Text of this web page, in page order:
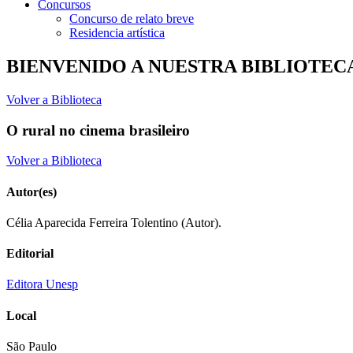
Concursos
Concurso de relato breve
Residencia artística
BIENVENIDO A NUESTRA
Volver a Biblioteca
O rural no cinema brasileiro
Volver a Biblioteca
Autor(es)
Célia Aparecida Ferreira Tolentino (Autor).
Editorial
Editora Unesp
Local
São Paulo